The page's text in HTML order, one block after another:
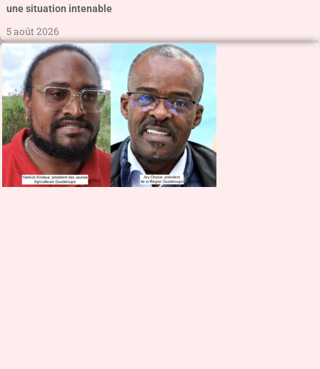
une situation intenable
5 août 2026